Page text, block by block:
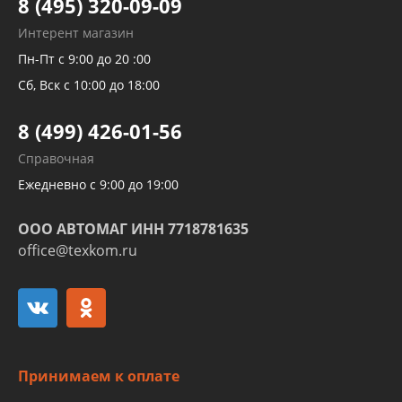
Рукавов гидроусилителей
Рукавов компрессоров и турбин
Трубок кондиционеров
Развертка пайка медных стальных
алюминиевых трубок и штуцеров
8 (495) 320-09-09
Интерент магазин
Пн-Пт с 9:00 до 20 :00
Сб, Вск с 10:00 до 18:00
8 (499) 426-01-56
Справочная
Ежедневно с 9:00 до 19:00
ООО АВТОМАГ ИНН 7718781635
office@texkom.ru
Принимаем к оплате